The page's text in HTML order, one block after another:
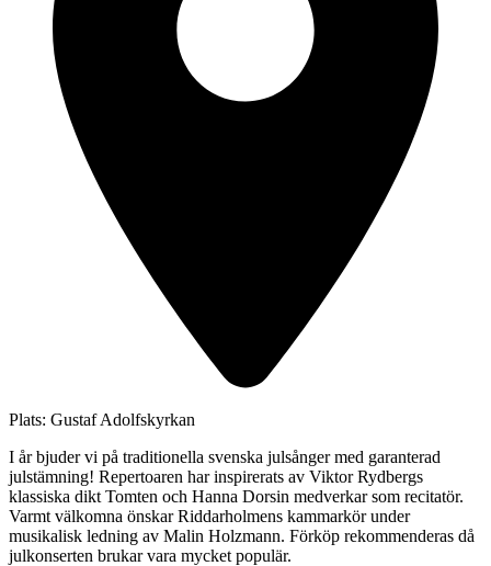
Plats: Gustaf Adolfskyrkan
I år bjuder vi på traditionella svenska julsånger med garanterad
julstämning! Repertoaren har inspirerats av Viktor Rydbergs
klassiska dikt Tomten och Hanna Dorsin medverkar som recitatör.
Varmt välkomna önskar Riddarholmens kammarkör under
musikalisk ledning av Malin Holzmann. Förköp rekommenderas då
julkonserten brukar vara mycket populär.